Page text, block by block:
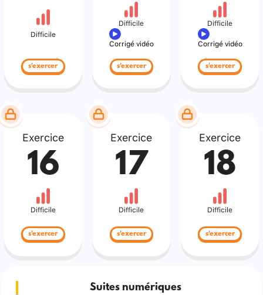
Difficile
s'exercer
Difficile
Corrigé vidéo
s'exercer
Difficile
Corrigé vidéo
s'exercer
Exercice
16
Difficile
s'exercer
Exercice
17
Difficile
s'exercer
Exercice
18
Difficile
s'exercer
Suites numériques